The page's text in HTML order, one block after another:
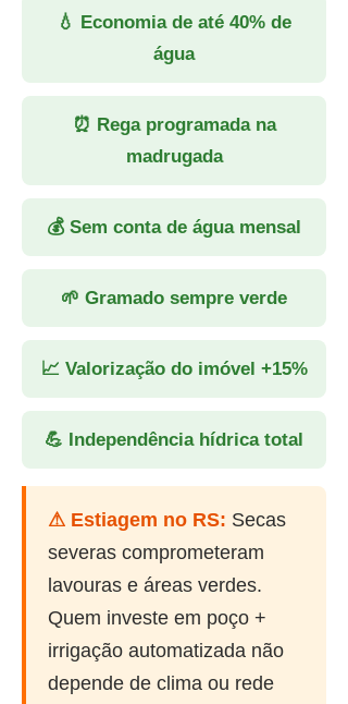
💧 Economia de até 40% de
água
⏰ Rega programada na
madrugada
💰 Sem conta de água mensal
🌱 Gramado sempre verde
📈 Valorização do imóvel +15%
💪 Independência hídrica total
⚠ Estiagem no RS: Secas
severas comprometeram
lavouras e áreas verdes.
Quem investe em poço +
irrigação automatizada não
depende de clima ou rede